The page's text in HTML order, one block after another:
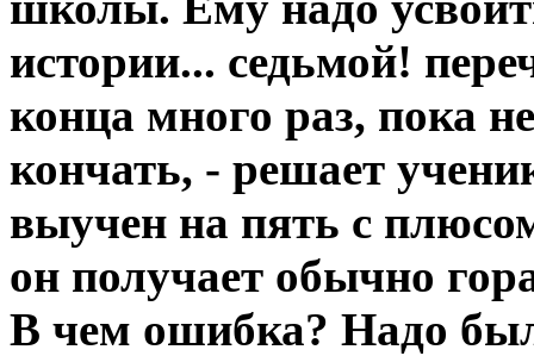
истории... седьмой!
конца много раз, пока
кончать, - решает
выучен на пять с
он получает обычно
В чем ошибка? Надо